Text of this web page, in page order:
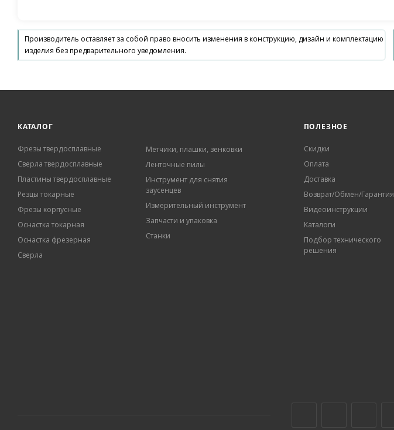
Производитель оставляет за собой право вносить изменения в конструкцию, дизайн и комплектацию
изделия без предварительного уведомления.
КАТАЛОГ
Фрезы твердосплавные
Сверла твердосплавные
Пластины твердосплавные
Резцы токарные
Фрезы корпусные
Оснастка токарная
Оснастка фрезерная
Сверла
Метчики, плашки, зенковки
Ленточные пилы
Инструмент для снятия
заусенцев
Измерительный инструмент
Запчасти и упаковка
Станки
ПОЛЕЗНОЕ
Скидки
Оплата
Доставка
Возврат/Обмен/Гарантия
Видеоинструкции
Каталоги
Подбор технического
решения